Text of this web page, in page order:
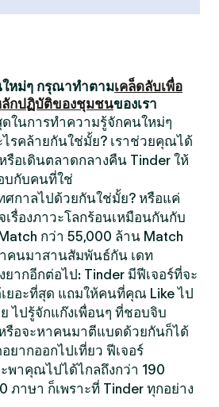
ใหม่ๆ กรุณาทำตามเคล็ดลับเพื่อ
กปฏิบัติของชุมชนของเรา
ในการทำความรู้จักคนใหม่ๆ
รคล้ายกันใช่มั้ย? เราช่วยคุณได้
รือเดินตลาดกลางคืน Tinder ให้
กับคนที่ใช่
ศกาลไปด้วยกันใช่มั้ย? หรือแค่
รื่องภาวะโลกร้อนเหมือนกันกับ
กว่า 55,000 ล้าน Match
าคนมาสานสัมพันธ์กัน เดท
ยากอีกต่อไป: Tinder มีฟีเจอร์ที่จะ
ยอะที่สุด แถมให้คนที่คุณ Like ไป
ไปรู้จักแก๊งเพื่อนๆ ที่ชอบจิบ
อจะหาคนมาตีแบดด้วยกันก็ได้
ากออกไปเที่ยว ฟีเจอร์
พาคุณไปได้ไกลถึงกว่า 190
ภาษา ก็เพราะที่ Tinder ทุกอย่าง